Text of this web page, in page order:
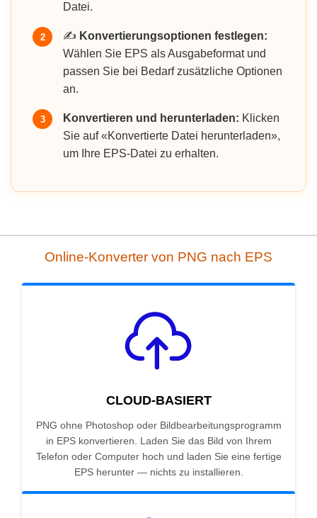
Datei.
2 ✍️ Konvertierungsoptionen festlegen:
Wählen Sie EPS als Ausgabeformat und
passen Sie bei Bedarf zusätzliche Optionen
an.
3 Konvertieren und herunterladen: Klicken
Sie auf «Konvertierte Datei herunterladen»,
um Ihre EPS-Datei zu erhalten.
Online-Konverter von PNG nach EPS
CLOUD-BASIERT
PNG ohne Photoshop oder Bildbearbeitungsprogramm
in EPS konvertieren. Laden Sie das Bild von Ihrem
Telefon oder Computer hoch und laden Sie eine fertige
EPS herunter — nichts zu installieren.